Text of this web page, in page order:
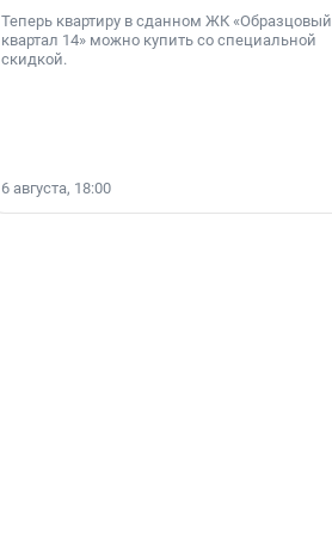
Теперь квартиру в сданном ЖК «Образцовый
квартал 14» можно купить со специальной
скидкой.
6 августа, 18:00